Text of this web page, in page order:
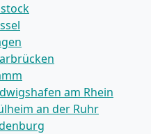
am Rhein
an der Ruhr